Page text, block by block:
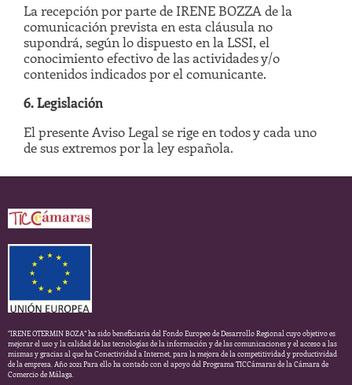
La recepción por parte de IRENE BOZZA de la
comunicación prevista en esta cláusula no
supondrá, según lo dispuesto en la LSSI, el
conocimiento efectivo de las actividades y/o
contenidos indicados por el comunicante.
6. Legislación
El presente Aviso Legal se rige en todos y cada uno
de sus extremos por la ley española.
“IRENE OTERMIN BOZA” ha sido beneficiaria del Fondo Europeo de Desarrollo Regional cuyo objetivo es
mejorar el uso y la calidad de las tecnologías de la información y de las comunicaciones y el acceso a las
mismas y gracias al que ha Conectividad a Internet, para la mejora de la competitividad y productividad
de la empresa. Año 2021 Para ello ha contado con el apoyo del Programa TICCámaras de la Cámara de
Comercio de Málaga.